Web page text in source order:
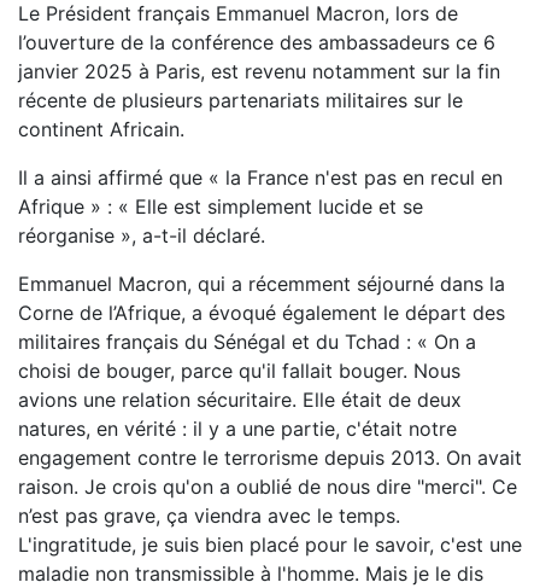
Le Président français Emmanuel Macron, lors de
l’ouverture de la conférence des ambassadeurs ce 6
janvier 2025 à Paris, est revenu notamment sur la fin
récente de plusieurs partenariats militaires sur le
continent Africain.
Il a ainsi affirmé que « la France n'est pas en recul en
Afrique » : « Elle est simplement lucide et se
réorganise », a-t-il déclaré.
Emmanuel Macron, qui a récemment séjourné dans la
Corne de l’Afrique, a évoqué également le départ des
militaires français du Sénégal et du Tchad : « On a
choisi de bouger, parce qu'il fallait bouger. Nous
avions une relation sécuritaire. Elle était de deux
natures, en vérité : il y a une partie, c'était notre
engagement contre le terrorisme depuis 2013. On avait
raison. Je crois qu'on a oublié de nous dire "merci". Ce
n’est pas grave, ça viendra avec le temps.
L'ingratitude, je suis bien placé pour le savoir, c'est une
maladie non transmissible à l'homme. Mais je le dis